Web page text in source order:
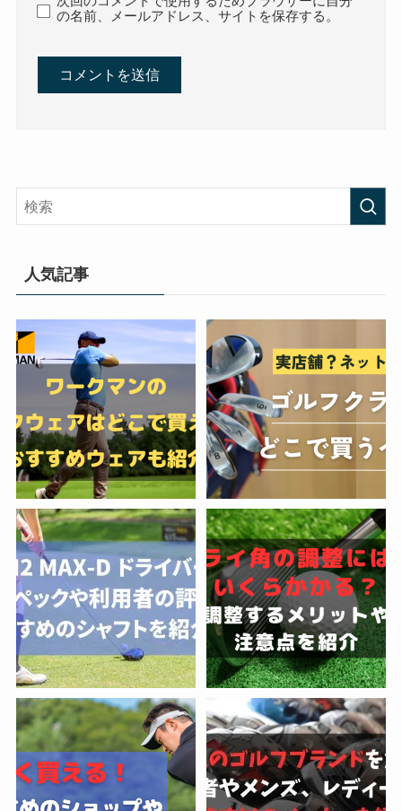
の名前、メールアドレス、サイトを保存する。
人気記事